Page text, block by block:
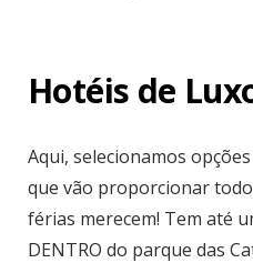
Hotéis de
Aqui, selecionamos
que vão proporcionar
férias merecem! Tem até
DENTRO do parque das